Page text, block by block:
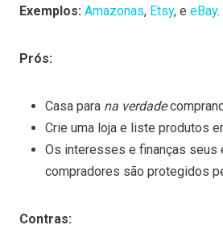
Exemplos: Amazonas, Etsy, e eBay.
Prós:
Casa para na verdade
Crie uma loja e liste produtos
Os interesses e finanças seus
compradores são protegidos
Contras: